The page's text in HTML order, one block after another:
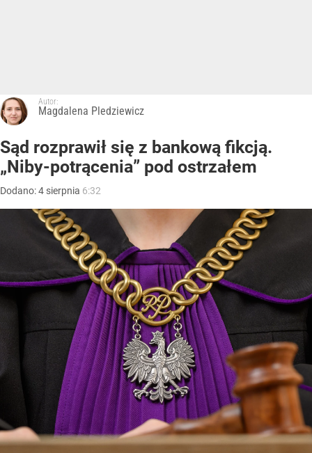
Autor:
Magdalena Pledziewicz
Sąd rozprawił się z bankową fikcją.
„Niby-potrącenia” pod ostrzałem
Dodano:4 sierpnia 6:32